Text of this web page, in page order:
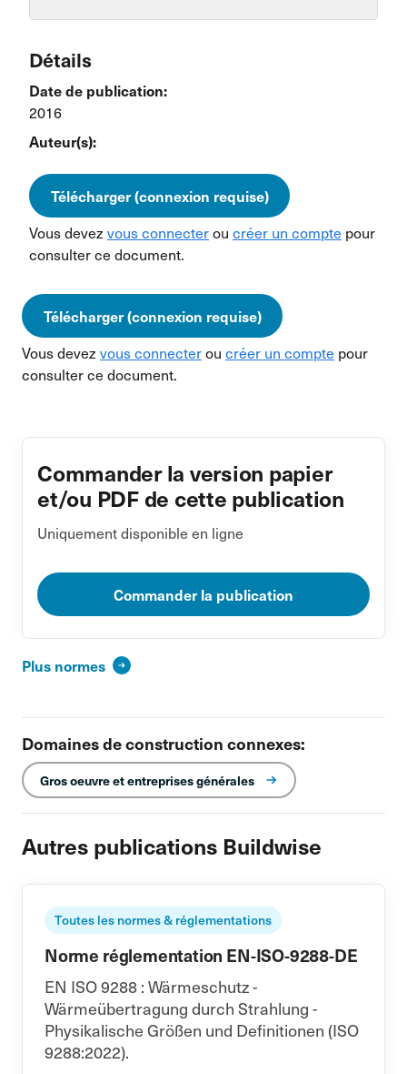
Détails
Date de publication:
2016
Auteur(s):
Télécharger (connexion requise)
Vous devez vous connecterou créer un compte pour
consulter ce document.
Télécharger (connexion requise)
Vous devez vous connecterou créer un compte pour
consulter ce document.
Commander la version papier
et/ou PDF de cette publication
Uniquement disponible en ligne
Commander la publication
Plus normes
Domaines de construction connexes:
Gros oeuvre et entreprises générales
Autres publications Buildwise
Toutes les normes & réglementations
Norme réglementation EN-ISO-9288-DE
EN ISO 9288 : Wärmeschutz -
Wärmeübertragung durch Strahlung -
Physikalische Größen und Definitionen (ISO
9288:2022).